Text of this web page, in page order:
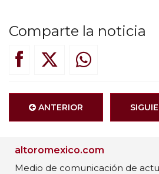
Comparte la noticia
ANTERIOR
altoromexico.com
Medio de comunicación de